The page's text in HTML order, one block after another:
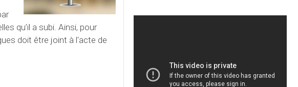
qu’il a subi. Ainsi, pour
doit être joint à l'acte de